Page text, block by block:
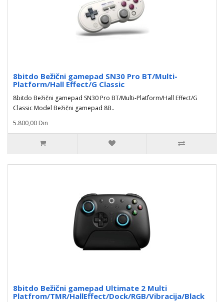
8bitdo Bežični gamepad SN30 Pro BT/Multi-
Platform/Hall Effect/G Classic
8bitdo Bežični gamepad SN30 Pro BT/Multi-Platform/Hall Effect/G
Classic Model Bežični gamepad 8B..
5.800,00 Din
8bitdo Bežični gamepad Ultimate 2 Multi
Platfrom/TMR/HallEffect/Dock/RGB/Vibracija/Black